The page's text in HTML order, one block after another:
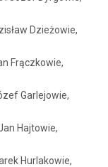
Dzieżowie,
Frączkowie,
Garlejowie,
Hajtowie,
Hurlakowie,